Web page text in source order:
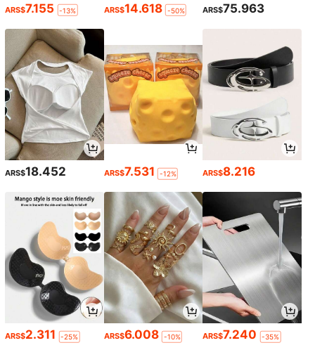
ARS$7.155 -13% ARS$14.618 -50% ARS$75.963
ARS$18.452 ARS$7.531 -12% ARS$8.216
ARS$2.311 -25% ARS$6.008 -10% ARS$7.240 -35%